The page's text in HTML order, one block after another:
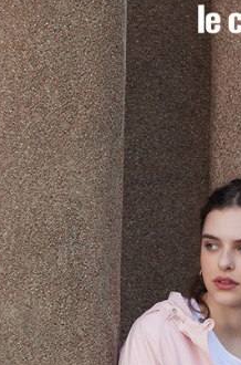
スを購入できるようにし、店舗が売
渡した後、契約に基づいて当社の請
す。
2. 「OP Pay Later」を利用する契約
人情報（名前、電話または住所を含
処理および利用するために、当社が
報の確認、照合および修正を行います
3. 完全なユーザーサービス規約につ
ださい：https://oppay.tw/userRule
二、支払い限度額
1.初回 AFTEEを ご利用の際に、認証
き、限度額が設定されます。
2.決済金額は最低NT$20です。
3.現在、台湾の会員のみご利用いただ
三、利用規約「AFTEE代金後払い」
プロテクションズ（以下 AFTEE とい
します。当サービスご利用の際に提
文者の氏名、電話番号、受取人の氏
これに限らない）は、AFTEEに渡さ
されます。AFTEEの個人情報の収集
AFTEE公式ホームページの『個人情
明』をご参照ください（https://
AFTEEの初回ご利用の際に、審査を
なります。支払い期限を過ぎた場合
延滞納金が加算されます。未成年の
送料無料
付款後7-11取貨
送料無料
宅配
送料無料
離島宅配
送料無料